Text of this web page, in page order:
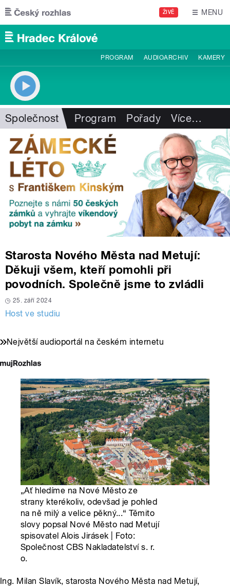
Přejít k hlavnímu obsahu
ŽIVĚ MENU
PROGRAM AUDIOARCHIV KAMERY
Společnost Program Pořady Více…
Starosta Nového Města nad Metují:
Děkuji všem, kteří pomohli při
povodních. Společně jsme to zvládli
25. září 2024
Host ve studiu
Největší audioportál na českém internetu
„Ať hledíme na Nové Město ze
strany kterékoliv, odevšad je pohled
na ně milý a velice pěkný...“ Těmito
slovy popsal Nové Město nad Metují
spisovatel Alois Jirásek | Foto:
Společnost CBS Nakladatelství s. r.
o.
Ing. Milan Slavík, starosta Nového Města nad Metují,